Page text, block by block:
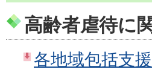
高齢者虐待に
各地域包括支